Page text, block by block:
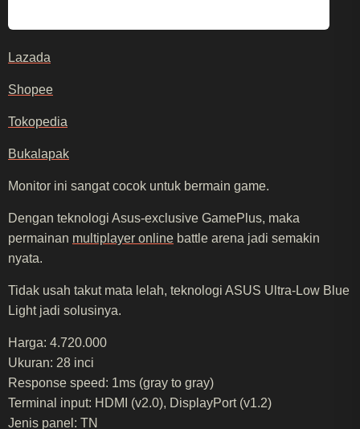
Lazada
Shopee
Tokopedia
Bukalapak
Monitor ini sangat cocok untuk bermain game.
Dengan teknologi Asus-exclusive GamePlus, maka
permainan multiplayer online battle arena jadi semakin
nyata.
Tidak usah takut mata lelah, teknologi ASUS Ultra-Low Blue
Light jadi solusinya.
Harga: 4.720.000
Ukuran: 28 inci
Response speed: 1ms (gray to gray)
Terminal input: HDMI (v2.0), DisplayPort (v1.2)
Jenis panel: TN